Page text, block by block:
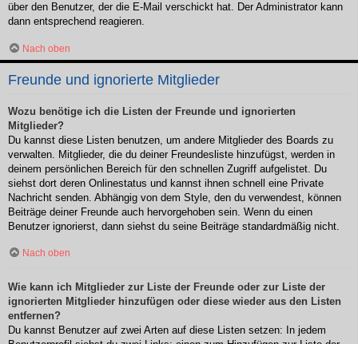
über den Benutzer, der die E-Mail verschickt hat. Der Administrator kann
dann entsprechend reagieren.
Nach oben
Freunde und ignorierte Mitglieder
Wozu benötige ich die Listen der Freunde und ignorierten
Mitglieder?
Du kannst diese Listen benutzen, um andere Mitglieder des Boards zu
verwalten. Mitglieder, die du deiner Freundesliste hinzufügst, werden in
deinem persönlichen Bereich für den schnellen Zugriff aufgelistet. Du
siehst dort deren Onlinestatus und kannst ihnen schnell eine Private
Nachricht senden. Abhängig von dem Style, den du verwendest, können
Beiträge deiner Freunde auch hervorgehoben sein. Wenn du einen
Benutzer ignorierst, dann siehst du seine Beiträge standardmäßig nicht.
Nach oben
Wie kann ich Mitglieder zur Liste der Freunde oder zur Liste der
ignorierten Mitglieder hinzufügen oder diese wieder aus den Listen
entfernen?
Du kannst Benutzer auf zwei Arten auf diese Listen setzen: In jedem